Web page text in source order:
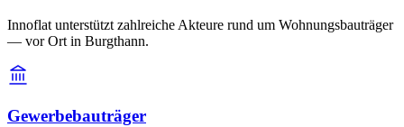
Innoflat unterstützt zahlreiche Akteure rund um Wohnungsbauträger
— vor Ort in Burgthann.
Gewerbebauträger